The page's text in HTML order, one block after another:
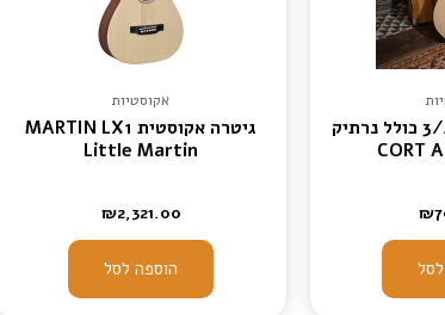
גיטרה אקוסטית 3/4 כולל נרתיק
CORT
₪
אקוסטיות
גיטרה אקוסטית MARTIN LX1
Little Martin
₪2,321.00
הוספה לסל